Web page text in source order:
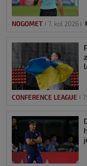
NOGOMET 7. kol 2026
CONFERENCE LEAGUE